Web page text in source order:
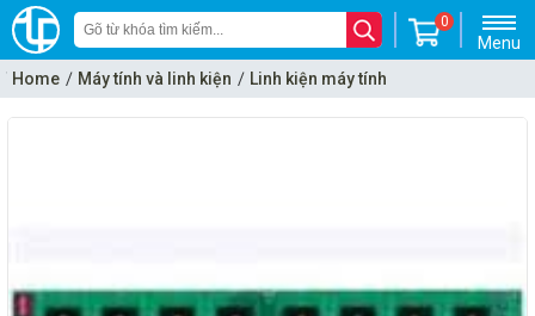
Menu
0
Home Máy tính và linh kiện
Linh kiện máy tính
RAM - Bộ nhớ trong